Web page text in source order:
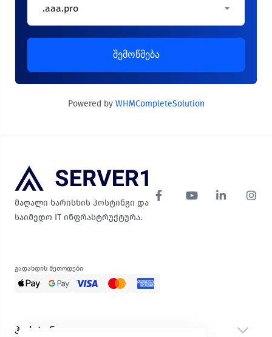
.aaa.pro
შემოწმება
Powered by WHMCompleteSolution
მაღალი ხარისხის ჰოსტინგი და
საიმედო IT ინფრასტრუქტურა.
გადახდის მეთოდები
ჰოსტინგი